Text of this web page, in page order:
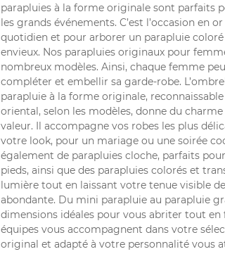
parapluies à la forme originale sont parfaits
les grands événements. C’est l’occasion en
quotidien et pour arborer un parapluie
envieux. Nos parapluies originaux pour
nombreux modèles. Ainsi, chaque femme
compléter et embellir sa garde-robe.
parapluie à la forme originale,
oriental, selon les modèles, donne du
valeur. Il accompagne vos robes les plus
votre look, pour un mariage ou une soirée
également de parapluies cloche, parfaits
pieds, ainsi que des parapluies colorés et
lumière tout en laissant votre tenue visible
abondante. Du mini parapluie au parapluie
dimensions idéales pour vous abriter tout
équipes vous accompagnent dans votre
original et adapté à votre personnalité vous